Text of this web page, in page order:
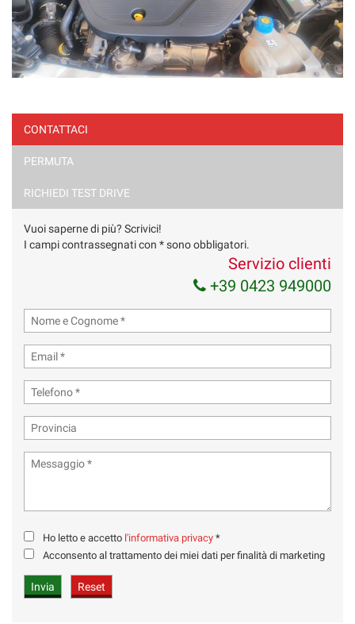
CONTATTACI
PERMUTA
RICHIEDI TEST DRIVE
Vuoi saperne di più? Scrivici!
I campi contrassegnati con * sono obbligatori.
Servizio clienti
+39 0423 949000
Ho letto e accetto l'informativa privacy *
Acconsento al trattamento dei miei dati per finalità di marketing